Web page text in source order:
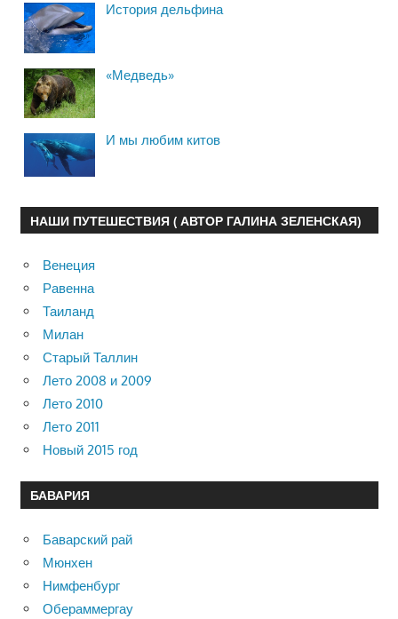
История дельфина
«Медведь»
И мы любим китов
НАШИ ПУТЕШЕСТВИЯ ( АВТОР ГАЛИНА ЗЕЛЕНСКАЯ)
Венеция
Равенна
Таиланд
Милан
Старый Таллин
Лето 2008 и 2009
Лето 2010
Лето 2011
Новый 2015 год
БАВАРИЯ
Баварский рай
Мюнхен
Нимфенбург
Обераммергау